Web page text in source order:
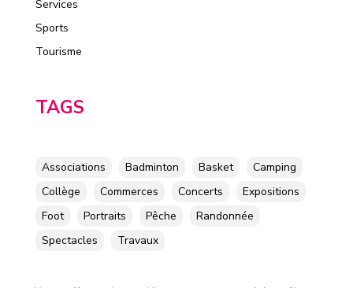
Services
Sports
Tourisme
TAGS
Associations Badminton Basket
Camping
Collège
Commerces Concerts
Expositions
Foot
Portraits Pêche
Randonnée
Spectacles
Travaux